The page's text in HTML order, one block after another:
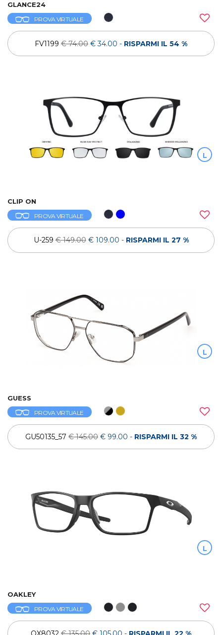
GLANCE24
PROVA VIRTUALE
FV1199 € 74.00 € 34.00 - RISPARMI IL 54 %
L
CLIP ON
PROVA VIRTUALE
U-259€ 149.00 € 109.00 - RISPARMI IL 27 %
L
GUESS
PROVA VIRTUALE
GU50135_57 € 145.00 € 99.00 - RISPARMI IL 32 %
L
OAKLEY
PROVA VIRTUALE